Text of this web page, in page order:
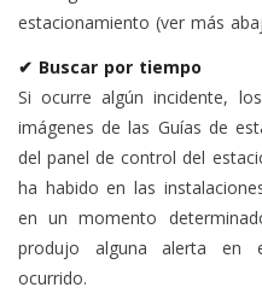
estacionamiento (ver más
✔ Buscar por tiempo
Si ocurre algún incidente,
imágenes de las Guías de
del panel de control del
ha habido en las
en un momento
produjo alguna alerta en
ocurrido.